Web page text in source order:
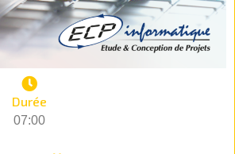
Durée
07:00